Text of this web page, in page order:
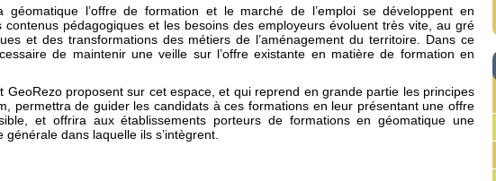
l’offre de formation et le marché de l’emploi se développent en
contenus pédagogiques et les besoins des employeurs évoluent très vite, au gré
et des transformations des métiers de l’aménagement du territoire. Dans ce
de maintenir une veille sur l’offre existante en matière de formation en
GeoRezo proposent sur cet espace, et qui reprend en grande partie les principes
permettra de guider les candidats à ces formations en leur présentant une offre
et offrira aux établissements porteurs de formations en géomatique une
générale dans laquelle ils s’intègrent.